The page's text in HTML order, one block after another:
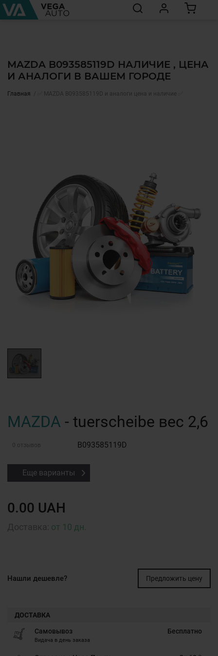
MAZDA B093585119D НАЛИЧИЕ , ЦЕНА
И АНАЛОГИ В ВАШЕМ ГОРОДЕ
Главная ✅ MAZDA B093585119D и аналоги цена и наличие ✅
MAZDA - tuerscheibe вес 2,6
0 отзывов B093585119D
Еще варианты
0.00 UAH
от 10 дн.
Нашли дешевле? Предложить цену
ДОСТАВКА
Самовывоз
Видача в день заказа
Бесплатно